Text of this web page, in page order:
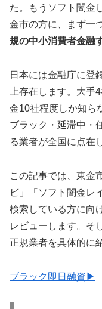
た。もうソフト闇
金市の方に、まず一
規の中小消費者金融
日本には金融庁に登
上存在します。大
金10社程度しか知ら
ブラック・延滞中・
る業者が全国に点在
この記事では、東金
ビ」「ソフト闇金レ
検索している方に向
レビューします。そ
正規業者を具体的に
ブラック即日融資▶